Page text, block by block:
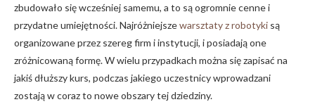
zbudowało się wcześniej samemu, a to są ogromnie cenne i
przydatne umiejętności. Najróżniejszewarsztaty z robotyki są
organizowane przez szereg firm i instytucji, i posiadają one
zróżnicowaną formę. W wielu przypadkach można się zapisać na
jakiś dłuższy kurs, podczas jakiego uczestnicy wprowadzani
zostają w coraz to nowe obszary tej dziedziny.